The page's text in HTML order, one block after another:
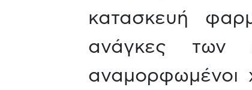
κατασκευή
ανάγκες των
αναμορφωμένοι